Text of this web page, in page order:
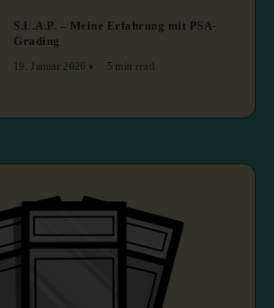
S.L.A.P. – Meine Erfahrung mit PSA-
Grading
19. Januar 2026 5 min read